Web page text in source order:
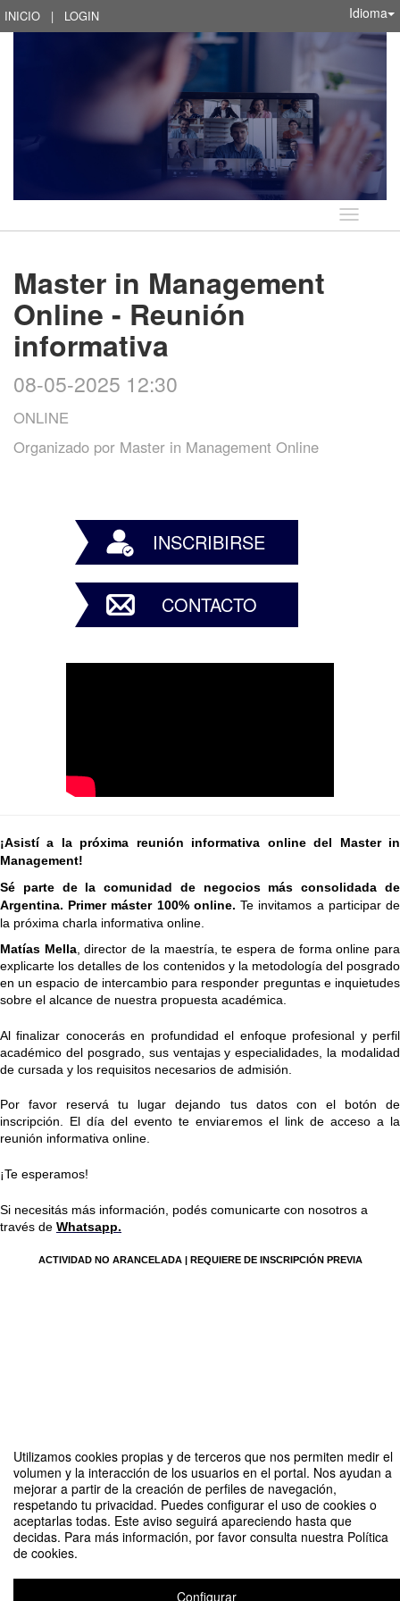
Utilizamos cookies propias y de terceros que nos permiten medir el
volumen y la interacción de los usuarios en el portal. Nos ayudan a
mejorar a partir de la creación de perfiles de navegación,
respetando tu privacidad. Puedes configurar el uso de cookies o
aceptarlas todas. Este aviso seguirá apareciendo hasta que
decidas. Para más información, por favor consulta nuestra Política
de cookies.
Configurar
INICIO | LOGIN Idioma
Idioma
Master in Management
Online - Reunión
informativa
08-05-2025 12:30
ONLINE
Organizado por Master in Management Online
INSCRIBIRSE
CONTACTO
¡Asistí a la próxima reunión informativa online del Master in
Management!
Sé parte de la comunidad de negocios más consolidada de
Argentina. Primer máster 100% online. Te invitamos a participar de
la próxima charla informativa online.
Matías Mella, director de la maestría, te espera de forma online para
explicarte los detalles de los contenidos y la metodología del posgrado
en un espacio de intercambio para responder preguntas e inquietudes
sobre el alcance de nuestra propuesta académica.
Al finalizar conocerás en profundidad el enfoque profesional y perfil
académico del posgrado, sus ventajas y especialidades, la modalidad
de cursada y los requisitos necesarios de admisión.
Por favor reservá tu lugar dejando tus datos con el botón de
inscripción. El día del evento te enviaremos el link de acceso a la
reunión informativa online.
¡Te esperamos!
Si necesitás más información, podés comunicarte con nosotros a
través de Whatsapp.
ACTIVIDAD NO ARANCELADA | REQUIERE DE INSCRIPCIÓN PREVIA
Master in Management Online - Reunión informativa
Organizado por Master in Management Online